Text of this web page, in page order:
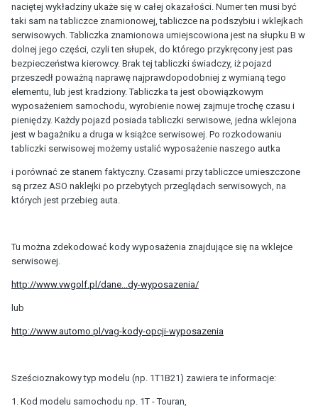
naciętej wykładziny ukaże się w całej okazałości. Numer ten musi być
taki sam na tabliczce znamionowej, tabliczce na podszybiu i wklejkach
serwisowych. Tabliczka znamionowa umiejscowiona jest na słupku B w
dolnej jego części, czyli ten słupek, do którego przykręcony jest pas
bezpieczeństwa kierowcy. Brak tej tabliczki świadczy, iż pojazd
przeszedł poważną naprawę najprawdopodobniej z wymianą tego
elementu, lub jest kradziony. Tabliczka ta jest obowiązkowym
wyposażeniem samochodu, wyrobienie nowej zajmuje trochę czasu i
pieniędzy. Każdy pojazd posiada tabliczki serwisowe, jedna wklejona
jest w bagażniku a druga w książce serwisowej. Po rozkodowaniu
tabliczki serwisowej możemy ustalić wyposażenie naszego autka
i porównać ze stanem faktyczny. Czasami przy tabliczce umieszczone
są przez ASO naklejki po przebytych przeglądach serwisowych, na
których jest przebieg auta.
Tu można zdekodować kody wyposażenia znajdujące się na wklejce
serwisowej.
http://www.vwgolf.pl/dane...dy-wyposazenia/
lub
http://www.automo.pl/vag-kody-opcji-wyposazenia
Sześcioznakowy typ modelu (np. 1T1B21) zawiera te informacje:
1. Kod modelu samochodu np. 1T - Touran,